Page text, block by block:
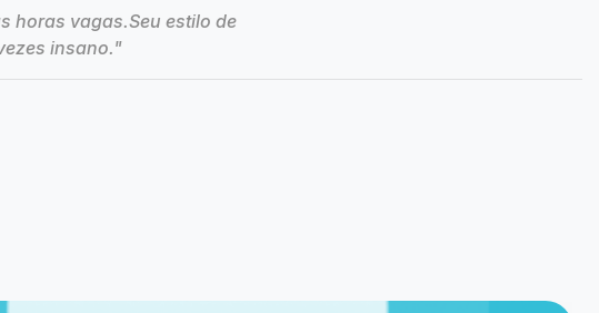
horas vagas.Seu estilo de
insano."